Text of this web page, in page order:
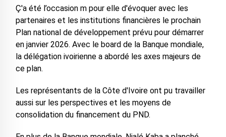
Ç'a été l’occasion m pour elle d'évoquer avec les
partenaires et les institutions financières le prochain
Plan national de développement prévu pour démarrer
en janvier 2026. Avec le board de la Banque mondiale,
la délégation ivoirienne a abordé les axes majeurs de
ce plan.
Les représentants de la Côte d'Ivoire ont pu travailler
aussi sur les perspectives et les moyens de
consolidation du financement du PND.